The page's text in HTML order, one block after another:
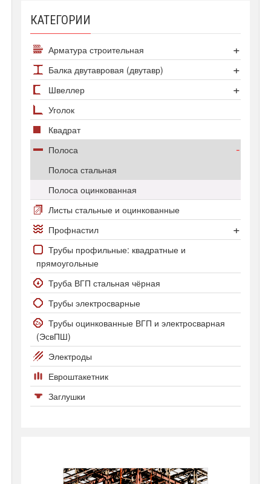
КАТЕГОРИИ
Арматура строительная
Арматура А500С
Арматура А1
Арматура А3 25Г2С
Арматура А3 35ГС
Арматура Ат800
Балка двутавровая (двутавр)
Сортамент двутавров
Двутавр колонный
Двутавр нормальный
Двутавр широкополочный
Швеллер
Швеллер гнутый
Швеллер горячекатаный
Уголок
Квадрат
Полоса
Полоса стальная
Полоса оцинкованная
Листы стальные и оцинкованные
Профнастил
Профнастил С-8
Профнастил С20 и С21
Трубы профильные: квадратные и
прямоугольные
Труба ВГП стальная чёрная
Трубы электросварные
Трубы оцинкованные ВГП и электросварная
(ЭсвПШ)
Электроды
Евроштакетник
Заглушки